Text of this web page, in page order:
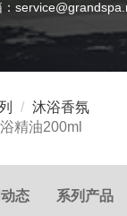
：
沐浴香氛
精油200ml
态
系列产品